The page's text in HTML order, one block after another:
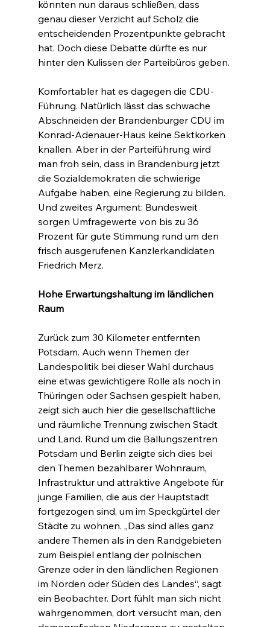
könnten nun daraus schließen, dass
genau dieser Verzicht auf Scholz die
entscheidenden Prozentpunkte gebracht
hat. Doch diese Debatte dürfte es nur
hinter den Kulissen der Parteibüros geben.
Komfortabler hat es dagegen die CDU-
Führung. Natürlich lässt das schwache
Abschneiden der Brandenburger CDU im
Konrad-Adenauer-Haus keine Sektkorken
knallen. Aber in der Parteiführung wird
man froh sein, dass in Brandenburg jetzt
die Sozialdemokraten die schwierige
Aufgabe haben, eine Regierung zu bilden.
Und zweites Argument: Bundesweit
sorgen Umfragewerte von bis zu 36
Prozent für gute Stimmung rund um den
frisch ausgerufenen Kanzlerkandidaten
Friedrich Merz.
Hohe Erwartungshaltung im ländlichen
Raum
Zurück zum 30 Kilometer entfernten
Potsdam. Auch wenn Themen der
Landespolitik bei dieser Wahl durchaus
eine etwas gewichtigere Rolle als noch in
Thüringen oder Sachsen gespielt haben,
zeigt sich auch hier die gesellschaftliche
und räumliche Trennung zwischen Stadt
und Land. Rund um die Ballungszentren
Potsdam und Berlin zeigte sich dies bei
den Themen bezahlbarer Wohnraum,
Infrastruktur und attraktive Angebote für
junge Familien, die aus der Hauptstadt
fortgezogen sind, um im Speckgürtel der
Städte zu wohnen. „Das sind alles ganz
andere Themen als in den Randgebieten
zum Beispiel entlang der polnischen
Grenze oder in den ländlichen Regionen
im Norden oder Süden des Landes“, sagt
ein Beobachter. Dort fühlt man sich nicht
wahrgenommen, dort versucht man, den